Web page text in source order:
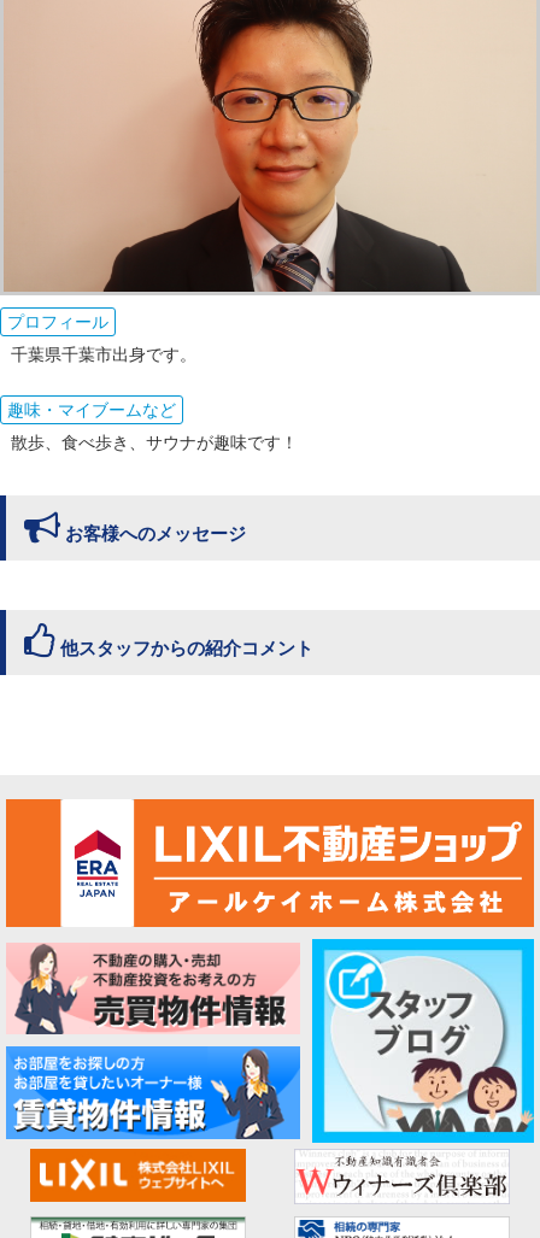
プロフィール
千葉県千葉市出身です。
趣味・マイブームなど
散歩、食べ歩き、サウナが趣味です！
お客様へのメッセージ
他スタッフからの紹介コメント